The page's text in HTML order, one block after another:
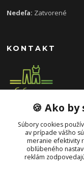
Nedeľa: Zatvorené
KONTAKT
0907 613 939
🍪 Ako
Súbory cookies
av prípade vášho
meranie efektivity
obľúbeného
reklám